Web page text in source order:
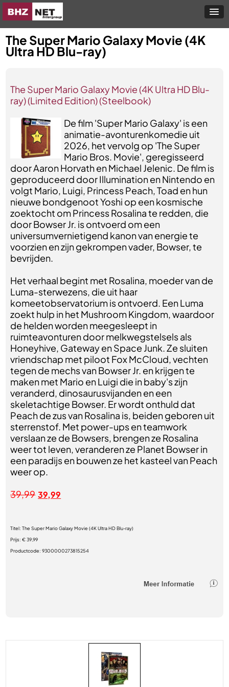
The Super Mario Galaxy Movie (4K
Ultra HD Blu-ray)
The Super Mario Galaxy Movie (4K Ultra HD Blu-
ray) (Limited Edition) (Steelbook)
De film 'Super Mario Galaxy' is een
animatie-avonturenkomedie uit
2026, het vervolg op 'The Super
Mario Bros. Movie', geregisseerd
door Aaron Horvath en Michael Jelenic. De film is
geproduceerd door Illumination en Nintendo en
volgt Mario, Luigi, Princess Peach, Toad en hun
nieuwe bondgenoot Yoshi op een kosmische
zoektocht om Princess Rosalina te redden, die
door Bowser Jr. is ontvoerd om een
universumvernietigend kanon van energie te
voorzien en zijn gekrompen vader, Bowser, te
bevrijden.
Het verhaal begint met Rosalina, moeder van de
Luma-sterwezens, die uit haar
komeetobservatorium is ontvoerd. Een Luma
zoekt hulp in het Mushroom Kingdom, waardoor
de helden worden meegesleept in
ruimteavonturen door melkwegstelsels als
Honeyhive, Gateway en Space Junk. Ze sluiten
vriendschap met piloot Fox McCloud, vechten
tegen de mechs van Bowser Jr. en krijgen te
maken met Mario en Luigi die in baby's zijn
veranderd, dinosaurusvijanden en een
skeletachtige Bowser. Er wordt onthuld dat
Peach de zus van Rosalina is, beiden geboren uit
sterrenstof. Met power-ups en teamwork
verslaan ze de Bowsers, brengen ze Rosalina
weer tot leven, veranderen ze Planet Bowser in
een paradijs en bouwen ze het kasteel van Peach
weer op.
39,99 39,99
Titel:The Super Mario Galaxy Movie (4K Ultra HD Blu-ray)
Prijs:€ 39,99
Productcode:9300000273815254